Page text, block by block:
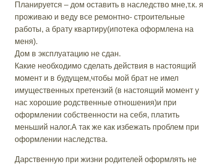
Планируется – дом оставить в наследство мне,т.к. я
проживаю и веду все ремонтно- строительные
работы, а брату квартиру(ипотека оформлена на
меня).
Дом в эксплуатацию не сдан.
Какие необходимо сделать действия в настоящий
момент и в будущем,чтобы мой брат не имел
имущественных претензий (в настоящий момент у
нас хорошие родственные отношения)и при
оформлении собственности на себя, платить
меньший налог.А так же как избежать проблем при
оформлении наследства.
Дарственную при жизни родителей оформлять не